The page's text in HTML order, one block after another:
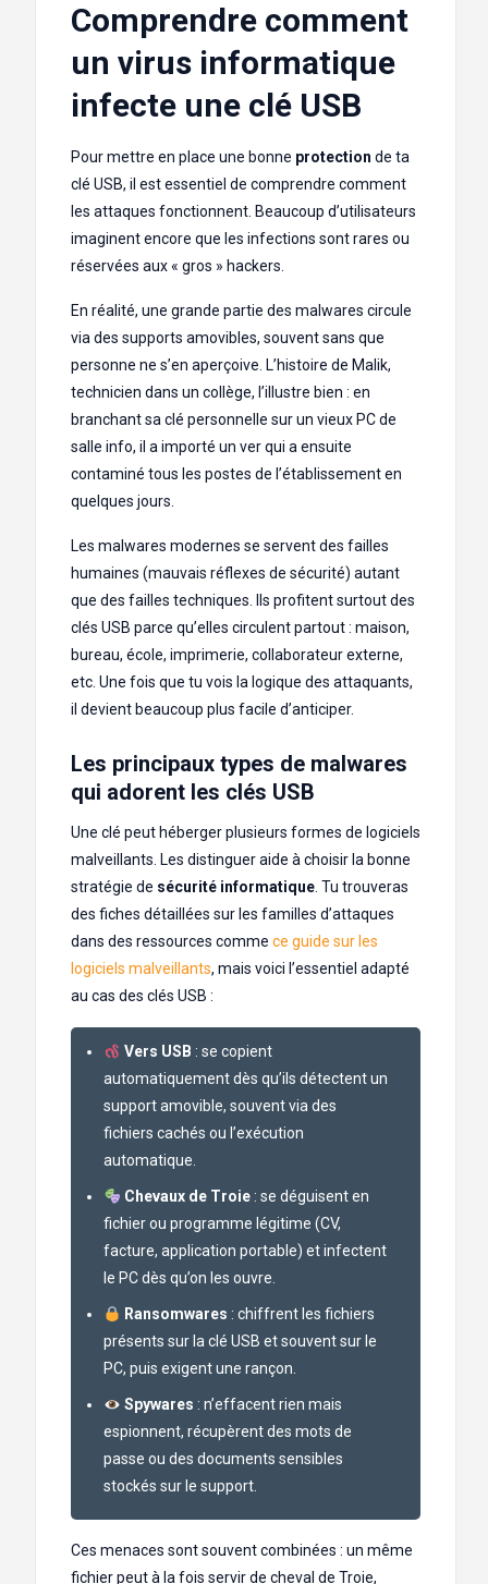
Comprendre comment
un virus informatique
infecte une clé USB
Pour mettre en place une bonne protection de ta
clé USB, il est essentiel de comprendre comment
les attaques fonctionnent. Beaucoup d’utilisateurs
imaginent encore que les infections sont rares ou
réservées aux « gros » hackers.
En réalité, une grande partie des malwares circule
via des supports amovibles, souvent sans que
personne ne s’en aperçoive. L’histoire de Malik,
technicien dans un collège, l’illustre bien : en
branchant sa clé personnelle sur un vieux PC de
salle info, il a importé un ver qui a ensuite
contaminé tous les postes de l’établissement en
quelques jours.
Les malwares modernes se servent des failles
humaines (mauvais réflexes de sécurité) autant
que des failles techniques. Ils profitent surtout des
clés USB parce qu’elles circulent partout : maison,
bureau, école, imprimerie, collaborateur externe,
etc. Une fois que tu vois la logique des attaquants,
il devient beaucoup plus facile d’anticiper.
Les principaux types de malwares
qui adorent les clés USB
Une clé peut héberger plusieurs formes de logiciels
malveillants. Les distinguer aide à choisir la bonne
stratégie de sécurité informatique. Tu trouveras
des fiches détaillées sur les familles d’attaques
dans des ressources comme ce guide sur les
logiciels malveillants, mais voici l’essentiel adapté
au cas des clés USB :
Vers USB : se copient
automatiquement dès qu’ils détectent un
support amovible, souvent via des
fichiers cachés ou l’exécution
automatique.
Chevaux de Troie: se déguisent en
fichier ou programme légitime (CV,
facture, application portable) et infectent
le PC dès qu’on les ouvre.
Ransomwares : chiffrent les fichiers
présents sur la clé USB et souvent sur le
PC, puis exigent une rançon.
Spywares : n’effacent rien mais
espionnent, récupèrent des mots de
passe ou des documents sensibles
stockés sur le support.
Ces menaces sont souvent combinées : un même
fichier peut à la fois servir de cheval de Troie,